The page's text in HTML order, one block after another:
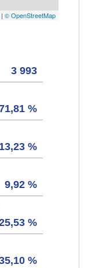
| © OpenStreetMap
3 993
%
13,23 %
9,92 %
%
%